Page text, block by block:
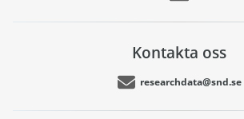
Kontakta oss
researchdata@snd.se